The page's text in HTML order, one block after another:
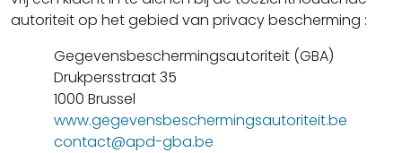
autoriteit op het gebied van privacy bescherming :
Gegevensbeschermingsautoriteit (GBA)
Drukpersstraat 35
1000 Brussel
www.gegevensbeschermingsautoriteit.be
contact@apd-gba.be